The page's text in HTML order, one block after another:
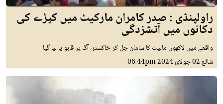
راولپنڈی : صدر کامران مارکیٹ میں کپڑے کی
دکانوں میں آتشزدگی
واقعے میں لاکھوں مالیت کا سامان جل کر خاکستر، آگ پر قابو پا لیا گیا
شائع02 جولائ 2024 06:44pm